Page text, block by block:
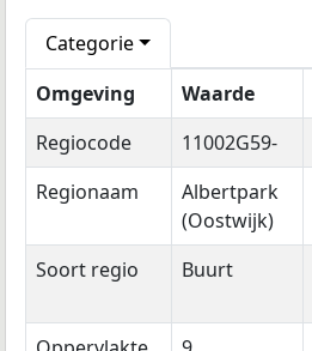
Categorie
Omgeving
Waarde
Regiocode
11002G59-
Regionaam
Albertpark
(Oostwijk)
Soort regio Buurt